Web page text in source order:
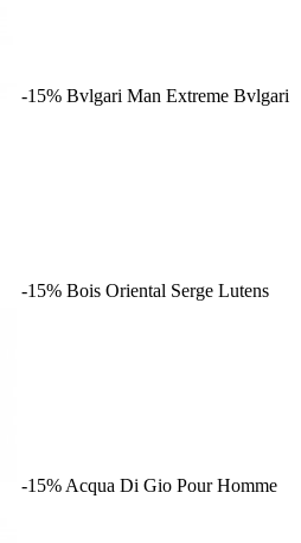
-15% Bvlgari Man Extreme Bvlgari
-15% Bois Oriental Serge Lutens
-15% Acqua Di Gio Pour Homme